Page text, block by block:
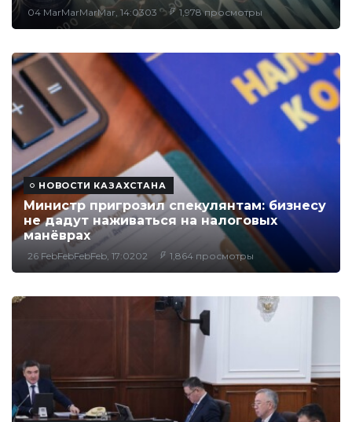
04 MarMarMarMar, 14:0303 1,978 просмотры
НОВОСТИ КАЗАХСТАНА
Министр пригрозил спекулянтам: бизнесу
не дадут наживаться на налоговых
манёврах
26 FebFebFebFeb, 17:0202 1,864 просмотры